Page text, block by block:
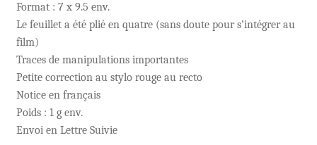
Format : 7 x 9.5 env.
Le feuillet a été plié en quatre (sans doute pour s’intégrer au
film)
Traces de manipulations importantes
Petite correction au stylo rouge au recto
Notice en français
Poids : 1 g env.
Envoi en Lettre Suivie